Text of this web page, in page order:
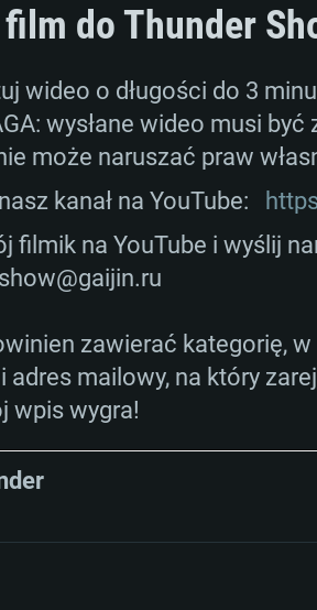
DirectX 11:
GeForce GTX 660.
720p
szerokopasmowy
klient)
5200 (Mac) lub
Minimalna
szerokopasmowy
klient)
z nowymi
6 miesięcy) /
sterownikami (nie
rozdzielczość
szerokopasmowy
klient)
do Thunder
wideo o długości do 3
wysłane wideo musi
może naruszać praw
kanał na YouTube:
filmik na YouTube i wyślij
zawierać kategorię,
adres mailowy, na który
wpis wygra!